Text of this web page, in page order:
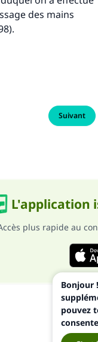
des mains
Suivant
L'application
plus rapide au
Bonjour
pouvez